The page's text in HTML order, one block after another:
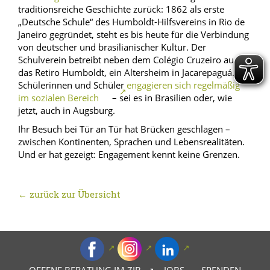
traditionsreiche Geschichte zurück: 1862 als erste
„Deutsche Schule“ des Humboldt-Hilfsvereins in Rio de
Janeiro gegründet, steht es bis heute für die Verbindung
von deutscher und brasilianischer Kultur. Der
Schulverein betreibt neben dem Colégio Cruzeiro auch
das Retiro Humboldt, ein Altersheim in Jacarepaguá. Die
Schülerinnen und Schüler engagieren sich regelmäßig
im sozialen Bereich
– sei es in Brasilien oder, wie
jetzt, auch in Augsburg.
Ihr Besuch bei Tür an Tür hat Brücken geschlagen –
zwischen Kontinenten, Sprachen und Lebensrealitäten.
Und er hat gezeigt: Engagement kennt keine Grenzen.
← zurück zur Übersicht